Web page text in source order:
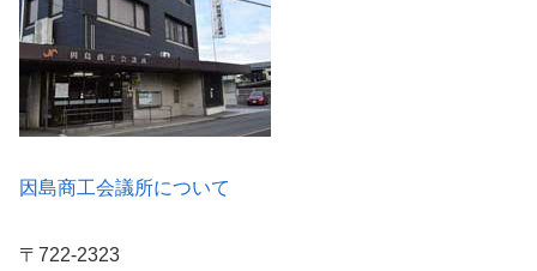
因島商工会議所について
〒722-2323